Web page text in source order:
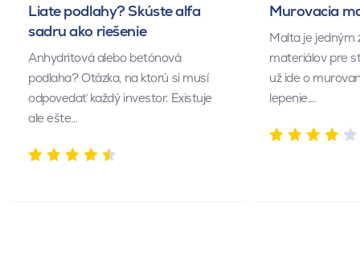
Liate podlahy? Skúste alfa
sadru ako riešenie
Anhydritová alebo betónová
podlaha? Otázka, na ktorú si musí
odpovedať každý investor. Existuje
ale ešte…
Murovacia
Malta je jedným
materiálov pre
už ide o
lepenie.…